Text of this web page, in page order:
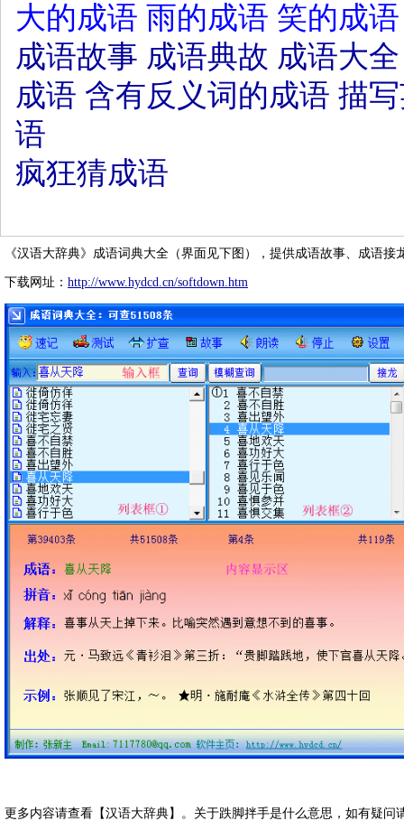
大的成语 雨的成语 笑的成语
成语故事 成语典故 成语大全
成语 含有反义词的成语 描
语
疯狂猜成语
《汉语大辞典》成语词典大全（界面见下图），提供成语故事、成语接
下载网址： http://www.hydcd.cn/softdown.htm
更多内容请查看【汉语大辞典】。关于跌脚拌手是什么意思，如有疑问